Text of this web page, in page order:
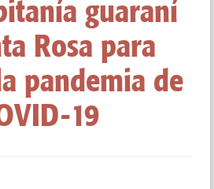
guaraní
Rosa para
pandemia de
19